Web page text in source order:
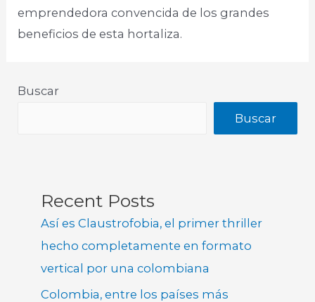
emprendedora convencida de los grandes
beneficios de esta hortaliza.
Buscar
Buscar
Recent Posts
Así es Claustrofobia, el primer thriller
hecho completamente en formato
vertical por una colombiana
Colombia, entre los países más